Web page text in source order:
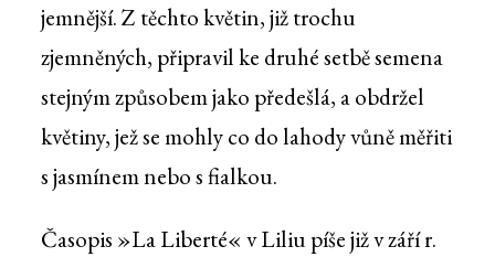
jemnější. Z těchto květin, již trochu
zjemněných, připravil ke druhé setbě semena
stejným způsobem jako předešlá, a obdržel
květiny, jež se mohly co do lahody vůně měřiti
s jasmínem nebo s fialkou.
Časopis »La Liberté« v Liliu píše již v září r.